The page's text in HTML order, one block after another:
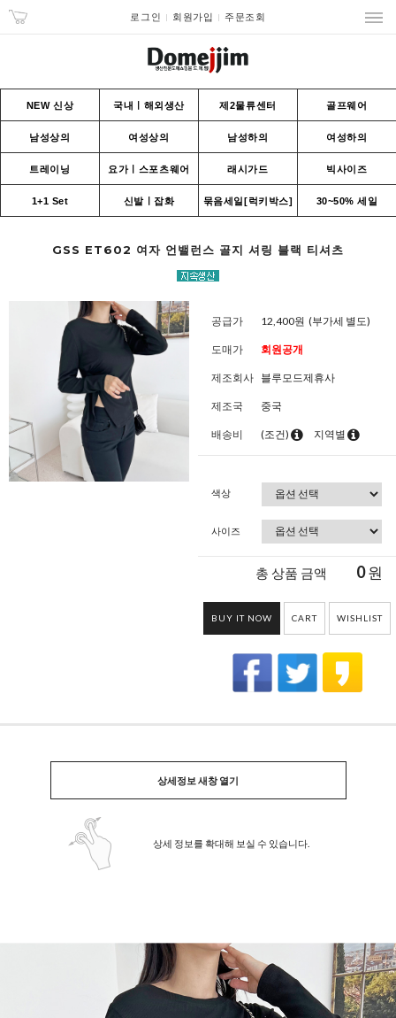
로그인 회원가입 주문조회
NEW 신상 국내ㅣ해외생산 제2물류센터 골프웨어
남성상의 여성상의 남성하의 여성하의
트레이닝 요가ㅣ스포츠웨어 래시가드 빅사이즈
1+1 Set 신발ㅣ잡화 묶음세일[럭키박스] 30~50% 세일
GSS ET602 여자 언밸런스 골지 셔링 블랙 티셔츠
공급가 12,400원 (부가세 별도)
도매가 회원공개
제조회사 블루모드제휴사
제조국 중국
배송비 (조건) 지역별
색상
사이즈
총 상품 금액 0원
BUY IT NOW CART WISHLIST
상세정보 새창 열기
상세 정보를 확대해 보실 수 있습니다.